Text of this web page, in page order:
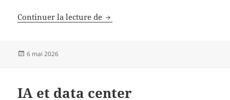
Continuer la lecture de Exposition à des substances
Publié
6 mai 2026
IA et data center